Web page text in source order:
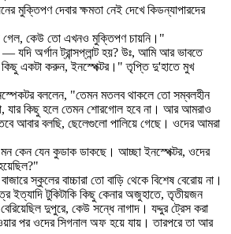
মুক্তিপণ দেবার ক্ষমতা নেই দেখে কিডন্যাপারদের
গেল, কেউ তো এখনও মুক্তিপণ চায়নি।"
যদি অর্গান ট্রান্সপ্লান্ট হয়? উঃ, আমি আর ভাবতে
কিছু একটা করুন, ইনস্পেক্টর।" তৃপ্তি দু'হাতে মুখ
বললেন, "তেমন মতলব থাকলে তো সম্বলহীন
যার কিছু হলে তেমন শোরগোল হবে না। আর আমরাও
আবার বলছি, ছেলেগুলো পালিয়ে গেছে। ওদের আমরা
কেন যেন কুডাক ডাকছে। আচ্ছা ইনস্পেক্টর, ওদের
স্কুলের বাচ্চারা তো বাড়ি থেকে বিশেষ বেরোয় না।
ইত্যাদি টুকিটাকি কিছু কেনার অজুহাতে, তৃতীয়জন
দুপুরে, কেউ সন্ধে নাগাদ। যদ্দুর ট্রেস করা
পর ওদের সিগনাল অফ হয়ে যায়। তারপরে তা আর